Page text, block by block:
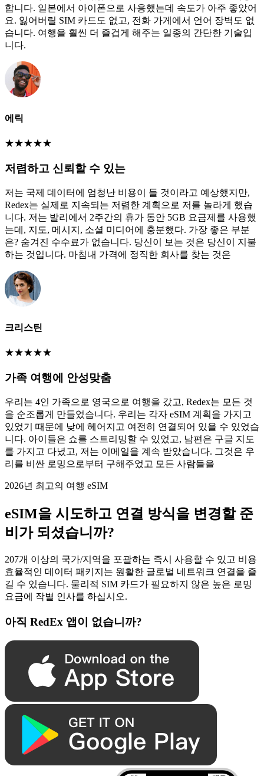
합니다. 일본에서 아이폰으로 사용했는데 속도가 아주 좋았어
요. 잃어버릴 SIM 카드도 없고, 전화 가게에서 언어 장벽도 없
습니다. 여행을 훨씬 더 즐겁게 해주는 일종의 간단한 기술입
니다.
에릭
★★★★★
저렴하고 신뢰할 수 있는
저는 국제 데이터에 엄청난 비용이 들 것이라고 예상했지만,
Redex는 실제로 지속되는 저렴한 계획으로 저를 놀라게 했습
니다. 저는 발리에서 2주간의 휴가 동안 5GB 요금제를 사용했
는데, 지도, 메시지, 소셜 미디어에 충분했다. 가장 좋은 부분
은? 숨겨진 수수료가 없습니다. 당신이 보는 것은 당신이 지불
하는 것입니다. 마침내 가격에 정직한 회사를 찾는 것은
크리스틴
★★★★★
가족 여행에 안성맞춤
우리는 4인 가족으로 영국으로 여행을 갔고, Redex는 모든 것
을 순조롭게 만들었습니다. 우리는 각자 eSIM 계획을 가지고
있었기 때문에 낮에 헤어지고 여전히 연결되어 있을 수 있었습
니다. 아이들은 쇼를 스트리밍할 수 있었고, 남편은 구글 지도
를 가지고 다녔고, 저는 이메일을 계속 받았습니다. 그것은 우
리를 비싼 로밍으로부터 구해주었고 모든 사람들을
2026년 최고의 여행 eSIM
eSIM을 시도하고 연결 방식을 변경할 준
비가 되셨습니까?
207개 이상의 국가/지역을 포괄하는 즉시 사용할 수 있고 비용
효율적인 데이터 패키지는 원활한 글로벌 네트워크 연결을 즐
길 수 있습니다. 물리적 SIM 카드가 필요하지 않은 높은 로밍
요금에 작별 인사를 하십시오.
아직 RedEx 앱이 없습니까?